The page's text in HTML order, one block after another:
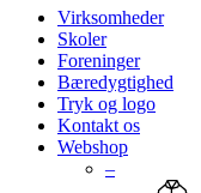
Virksomheder
Skoler
Foreninger
Bæredygtighed
Tryk og logo
Kontakt os
Webshop
–